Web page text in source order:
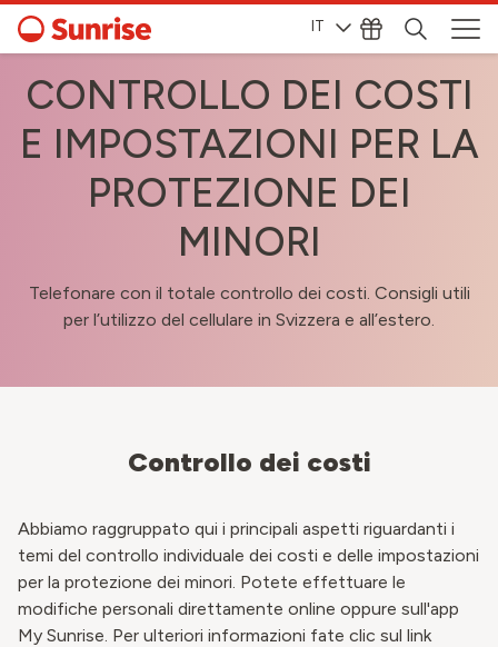
IT
CONTROLLO DEI COSTI
E IMPOSTAZIONI PER LA
PROTEZIONE DEI
MINORI
Telefonare con il totale controllo dei costi. Consigli utili
per l’utilizzo del cellulare in Svizzera e all’estero.
Controllo dei costi
Abbiamo raggruppato qui i principali aspetti riguardanti i
temi del controllo individuale dei costi e delle impostazioni
per la protezione dei minori. Potete effettuare le
modifiche personali direttamente online oppure sull'app
My Sunrise. Per ulteriori informazioni fate clic sul link